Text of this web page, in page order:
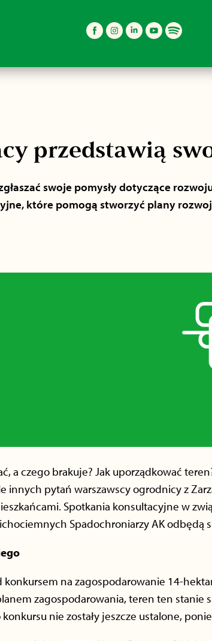
przedstawią
swoje pomysły dotyczące
które pomogą stworzyć plany
a czego brakuje? Jak uporządkować
innych pytań warszawscy ogrodnicy z
Spotkania konsultacyjne w
Spadochroniarzy AK odbędą
konkursem na zagospodarowanie 14-
zagospodarowania, teren ten
nie zostały jeszcze ustalone,